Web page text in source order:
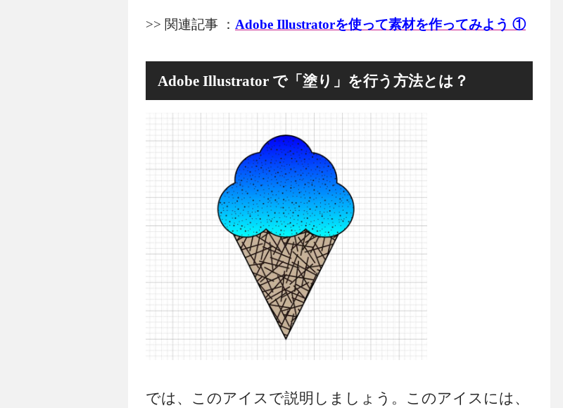
>> 関連記事 ： Adobe Illustratorを使って素材を作ってみよう ①
Adobe Illustrator で「塗り」を行う方法とは？
では、このアイスで説明しましょう。このアイスには、